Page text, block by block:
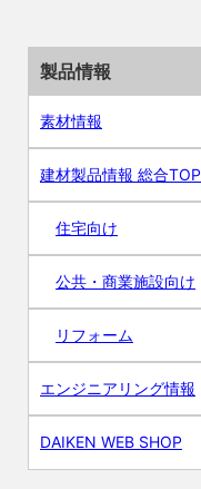
製品情報
素材情報
建材製品情報 総合TOP
住宅向け
公共・商業施設向け
リフォーム
エンジニアリング情報
DAIKEN WEB SHOP